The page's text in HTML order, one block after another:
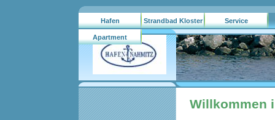
Hafen
Nahmitz/gebrauchtboote.ag
Strandbad Kloster
Lehnin
Service
Apartment
Hausboote
Willkommen